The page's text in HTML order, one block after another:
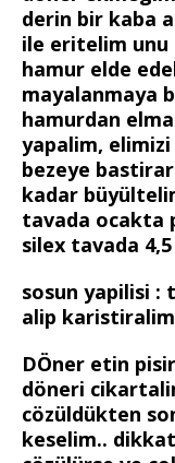
derin bir kaba
ile eritelim unu
hamur elde
mayalanmaya
hamurdan
yapalim,
bezeye
kadar
tavada ocakta
silex tavada
sosun yapilisi :
alip
DÖner etin
döneri
cözüldükten
keselim..